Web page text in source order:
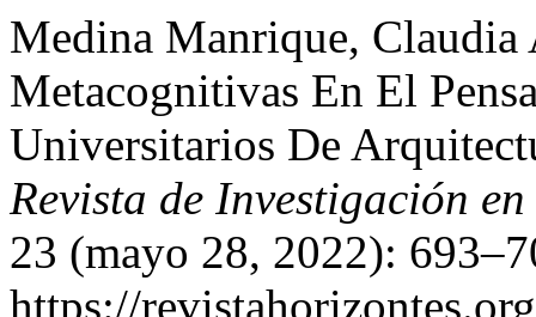
Medina Manrique, Claudia
Metacognitivas En El
Universitarios De
Revista de Investigación
23 (mayo 28, 2022):
https://